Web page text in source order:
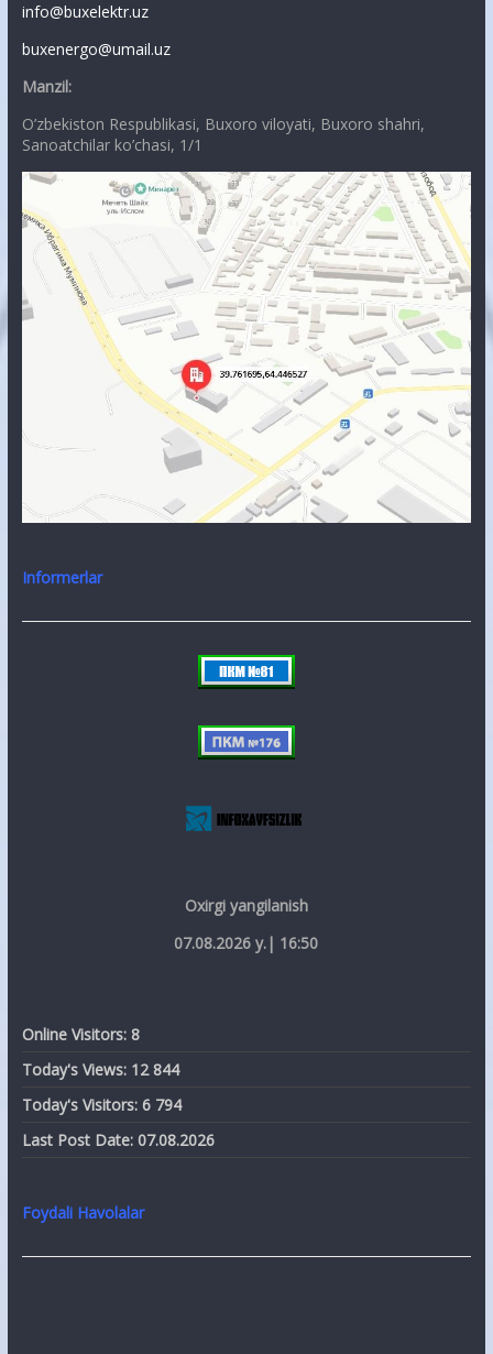
info@buxelektr.uz
buxenergo@umail.uz
Manzil:
O’zbekiston Respublikasi, Buxoro viloyati, Buxoro shahri,
Sanoatchilar ko’chasi, 1/1
Informerlar
Oxirgi yangilanish
07.08.2026 y.| 16:50
Online Visitors: 8
Today's Views: 12 844
Today's Visitors: 6 794
Last Post Date: 07.08.2026
Foydali Havolalar